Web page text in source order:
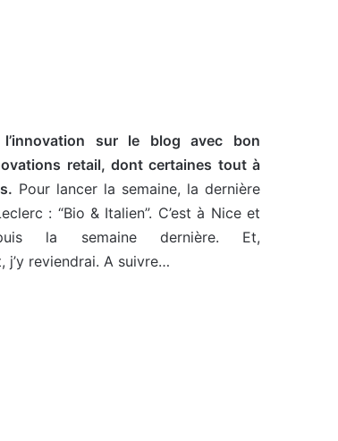
l’innovation sur le blog avec bon
retail, dont certaines tout à
Pour lancer la semaine, la dernière
: “Bio & Italien”. C’est à Nice et
la semaine dernière. Et,
j’y reviendrai. A suivre…